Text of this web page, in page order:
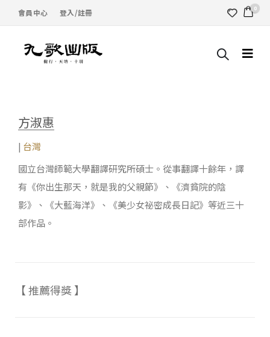
會員中心 登入/註冊 0
方淑惠
| 台灣
國立台灣師範大學翻譯研究所碩士。從事翻譯十餘年，譯
有《你出生那天，就是我的父親節》、《濟貧院的陰
影》、《大藍海洋》、《美少女祕密成長日記》等近三十
部作品。
【 推薦得獎 】